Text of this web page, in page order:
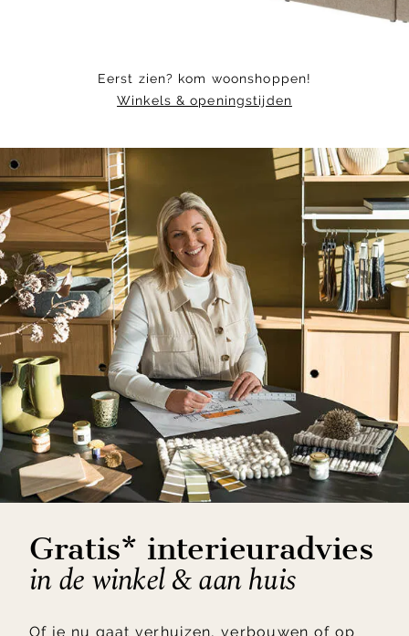
Eerst zien? kom woonshoppen!
Winkels & openingstijden
Gratis* interieuradvies
in de winkel & aan huis
Of je nu gaat verhuizen, verbouwen of op